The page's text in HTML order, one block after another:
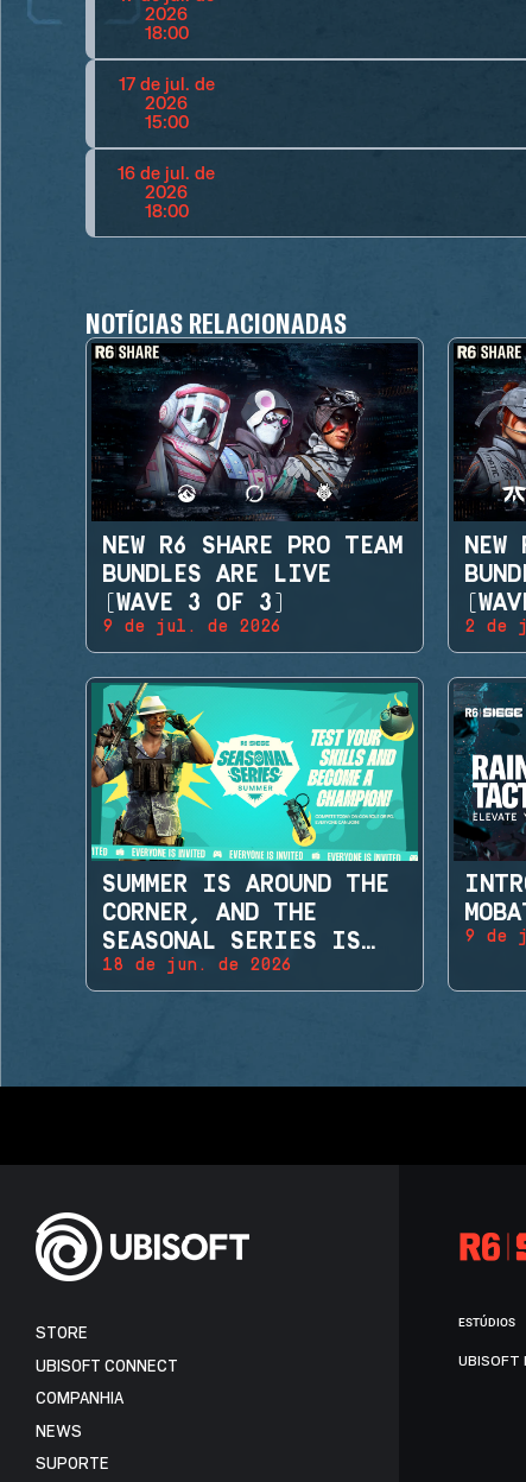
2026
18:00
17 de jul. de
2026
15:00
16 de jul. de
2026
18:00
NOTÍCIAS RELACIONADAS
NEW R6 SHARE PRO TEAM
BUNDLES ARE LIVE
(WAVE 3 OF 3)
9 de jul. de 2026
NEW
2 de
SUMMER IS AROUND THE
CORNER, AND THE
SEASONAL SERIES IS
BACK!
18 de jun. de 2026
9 de
STORE
UBISOFT CONNECT
COMPANHIA
NEWS
SUPORTE
ESTÚDIOS
UBISOFT